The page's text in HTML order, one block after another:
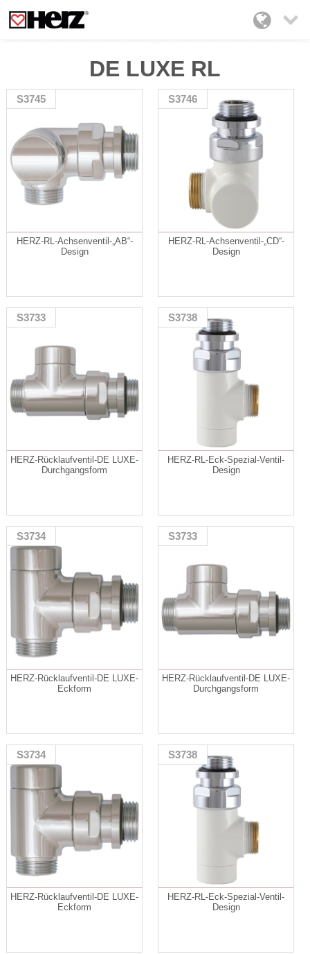

DE LUXE RL
S3745
HERZ-RL-Achsenventil-„AB“-
Design
S3746
HERZ-RL-Achsenventil-„CD“-
Design
S3733
HERZ-Rücklaufventil-DE LUXE-
Durchgangsform
S3738
HERZ-RL-Eck-Spezial-Ventil-
Design
S3734
HERZ-Rücklaufventil-DE LUXE-
Eckform
S3733
HERZ-Rücklaufventil-DE LUXE-
Durchgangsform
S3734
HERZ-Rücklaufventil-DE LUXE-
Eckform
S3738
HERZ-RL-Eck-Spezial-Ventil-
Design